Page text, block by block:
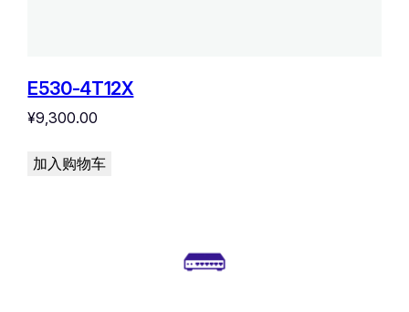
E530-4T12X
¥9,300.00
加入购物车